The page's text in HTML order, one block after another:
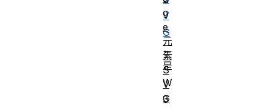
V
G
，
是
W
3
g
e
元
素
S
V
G